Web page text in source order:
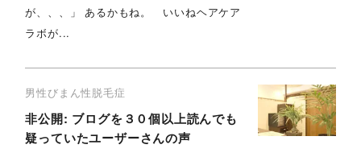
が、、、」 あるかもね。 いいねヘアケア
ラボが...
男性びまん性脱毛症
非公開: ブログを３０個以上読んでも
疑っていたユーザーさんの声